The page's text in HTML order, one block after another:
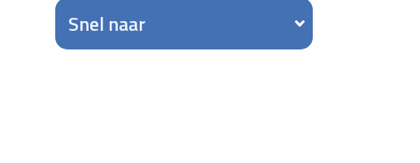
Snel naar